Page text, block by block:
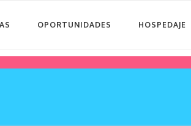
OPORTUNIDADES HOSPEDAJE